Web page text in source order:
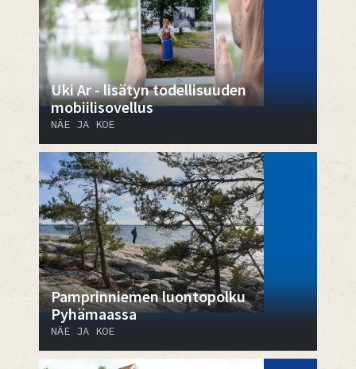
Uki Ar - lisätyn todellisuuden
mobiilisovellus
NÄE JA KOE
Pamprinniemen luontopolku
Pyhämaassa
NÄE JA KOE